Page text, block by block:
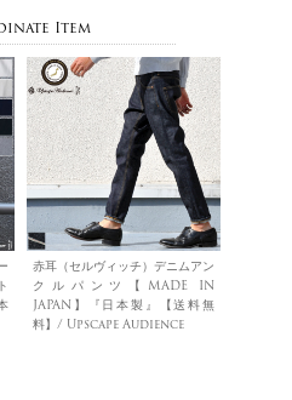
Item
赤耳（セルヴィッチ）デニムアン
クルパンツ【MADE IN
JAPAN】『日本製』【送料無
料】/ Upscape Audience